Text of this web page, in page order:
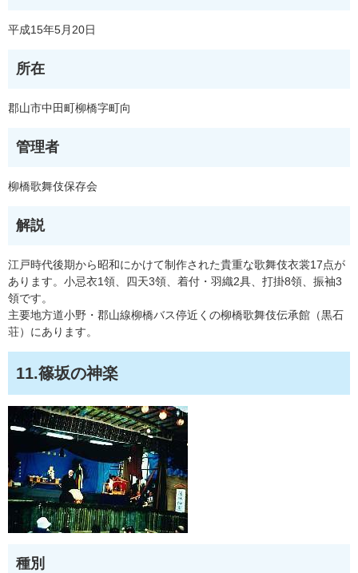
平成15年5月20日
所在
郡山市中田町柳橋字町向
管理者
柳橋歌舞伎保存会
解説
江戸時代後期から昭和にかけて制作された貴重な歌舞伎衣裳17点が
あります。小忌衣1領、四天3領、着付・羽織2具、打掛8領、振袖3
領です。
主要地方道小野・郡山線柳橋バス停近くの柳橋歌舞伎伝承館（黒石
荘）にあります。
11.篠坂の神楽
種別